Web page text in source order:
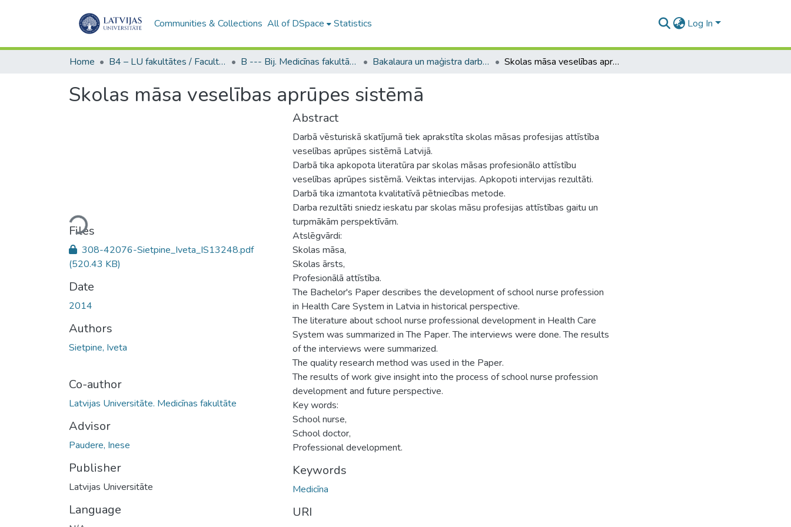
Communities & Collections All of DSpace Statistics Log In
Home B4 – LU fakultātes / Faculties of the UL B --- Bij. Medicīnas fakultātes studentu noslēguma darbi / Faculty of Medicine - Graduate works Bakalaura un maģistra darbi (MF) / Bachelor's and Master's theses Skolas māsa veselības aprūpes sistēmā
Skolas māsa veselības aprūpes sistēmā
Loading...
Files
308-42076-Sietpine_Iveta_IS13248.pdf
(520.43 KB)
Date
2014
Authors
Sietpine, Iveta
Co-author
Latvijas Universitāte. Medicīnas fakultāte
Advisor
Paudere, Inese
Publisher
Latvijas Universitāte
Language
Abstract
Darbā vēsturiskā skatījumā tiek aprakstīta skolas māsas profesijas attīstība
veselības aprūpes sistēmā Latvijā.
Darbā tika apkopota literatūra par skolas māsas profesionālo attīstību
veselības aprūpes sistēmā. Veiktas intervijas. Apkopoti intervijas rezultāti.
Darbā tika izmantota kvalitatīvā pētniecības metode.
Darba rezultāti sniedz ieskatu par skolas māsu profesijas attīstības gaitu un
turpmākām perspektīvām.
Atslēgvārdi:
Skolas māsa,
Skolas ārsts,
Profesionālā attīstība.
The Bachelor's Paper describes the development of school nurse profession
in Health Care System in Latvia in historical perspective.
The literature about school nurse professional development in Health Care
System was summarized in The Paper. The interviews were done. The results
of the interviews were summarized.
The quality research method was used in the Paper.
The results of work give insight into the process of school nurse profession
development and future perspective.
Key words:
School nurse,
School doctor,
Professional development.
Keywords
Medicīna
URI